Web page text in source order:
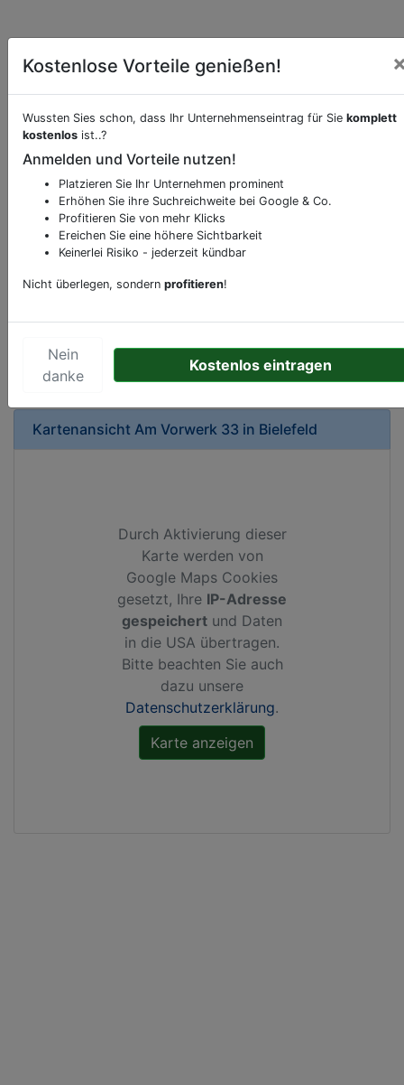
Beschreibung & Services von
Restaurant-Imbiss
Sie möchten eine Beschreibung, Dienstleistung
oder andere relevante Informationen hinzufügen?
Klicken Sie bitte hierum uns zu kontaktieren.
Gerne erweitern wir Ihren Firmeneintrag um
Ihr Unternehmen anbietet und womit Sie sich von
Kartenansicht Am Vorwerk 33 in Bielefeld
Durch Aktivierung dieser
Karte werden von
Google Maps Cookies
gesetzt, Ihre IP-Adresse
gespeichert und Daten
in die USA übertragen.
Bitte beachten Sie auch
dazu unsere
Datenschutzerklärung.
Kostenlose Vorteile genießen!
Wussten Sies schon, dass Ihr Unternehmenseintrag für Sie komplett
kostenlos ist..?
Anmelden und Vorteile nutzen!
Platzieren Sie Ihr Unternehmen prominent
Erhöhen Sie ihre Suchreichweite bei Google & Co.
Profitieren Sie von mehr Klicks
Ereichen Sie eine höhere Sichtbarkeit
Keinerlei Risiko - jederzeit kündbar
Nicht überlegen, sondern profitieren!
Nein
danke
Kostenlos eintragen